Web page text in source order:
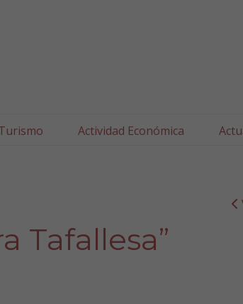
Actividad Económica
Tafallesa”